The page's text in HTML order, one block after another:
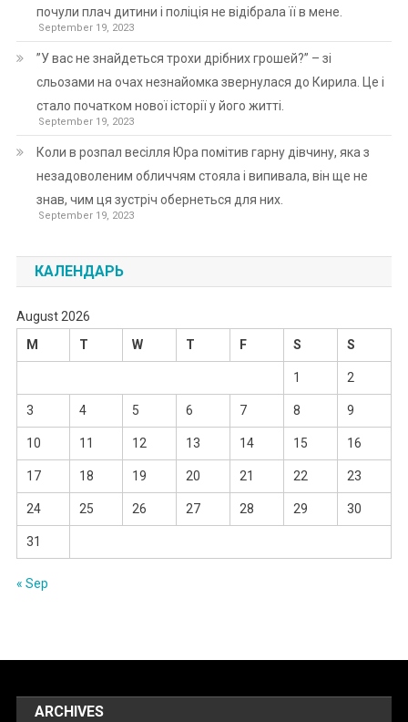
почули плач дитини і поліція не відібрала її в мене.
September 19, 2023
”У вас не знайдеться трохи дрібних грошей?” – зі
сльозами на очах незнайомка звернулася до Кирила. Це і
стало початком нової історії у його житті.
September 19, 2023
Коли в розпал весілля Юра помітив гарну дівчину, яка з
незадоволеним обличчям стояла і випивала, він ще не
знав, чим ця зустріч обернеться для них.
September 19, 2023
КАЛЕНДАРЬ
August 2026
M
T W T F S S
1 2
3 4 5 6 7 8 9
10 11 12 13 14 15 16
17 18 19 20 21 22 23
24 25 26 27 28 29 30
31
« Sep
ARCHIVES